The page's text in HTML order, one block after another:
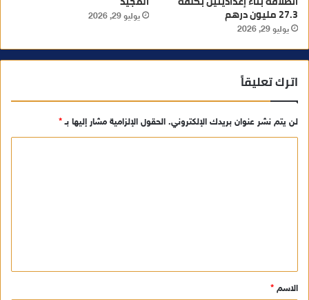
27.3 مليون درهم
يوليو 29, 2026
يوليو 29, 2026
اترك تعليقاً
لن يتم نشر عنوان بريدك الإلكتروني. الحقول الإلزامية مشار إليها بـ*
ق
*
الاسم *